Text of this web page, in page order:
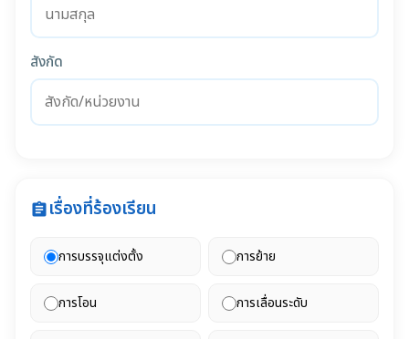
สังกัด
assignment เรื่องที่ร้องเรียน
การบรรจุแต่งตั้ง การย้าย
การโอน การเลื่อนระดับ